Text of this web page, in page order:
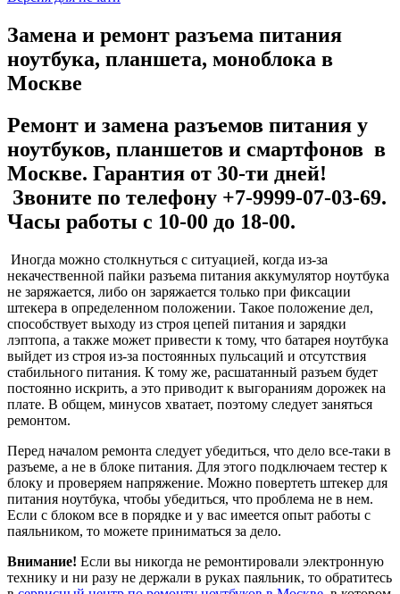
Замена и ремонт разъема питания
ноутбука, планшета, моноблока в
Москве
Ремонт и замена разъемов питания у
ноутбуков, планшетов и смартфонов в
Москве. Гарантия от 30-ти дней!
Звоните по телефону +7-9999-07-03-69.
Часы работы с 10-00 до 18-00.
Иногда можно столкнуться с ситуацией, когда из-за
некачественной пайки разъема питания аккумулятор ноутбука
не заряжается, либо он заряжается только при фиксации
штекера в определенном положении. Такое положение дел,
способствует выходу из строя цепей питания и зарядки
лэптопа, а также может привести к тому, что батарея ноутбука
выйдет из строя из-за постоянных пульсаций и отсутствия
стабильного питания. К тому же, расшатанный разъем будет
постоянно искрить, а это приводит к выгораниям дорожек на
плате. В общем, минусов хватает, поэтому следует заняться
ремонтом.
Перед началом ремонта следует убедиться, что дело все-таки в
разъеме, а не в блоке питания. Для этого подключаем тестер к
блоку и проверяем напряжение. Можно повертеть штекер для
питания ноутбука, чтобы убедиться, что проблема не в нем.
Если с блоком все в порядке и у вас имеется опыт работы с
паяльником, то можете приниматься за дело.
Внимание! Если вы никогда не ремонтировали электронную
технику и ни разу не держали в руках паяльник, то обратитесь